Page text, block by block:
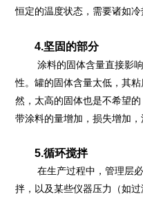
恒定的温度状态，需要诸如冷
4.坚固的部分
涂料的固体含量直接影响
性。罐的固体含量太低，其
然，太高的固体也是不希望
带涂料的量增加，损失增加，
5.循环搅拌
在生产过程中，管理层必
拌，以及某些仪器压力（如